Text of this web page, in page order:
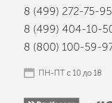
8 (499) 272-75-95
8 (499) 404-10-
8 (800) 100-59-
ПН-ПТ с 10 до 18